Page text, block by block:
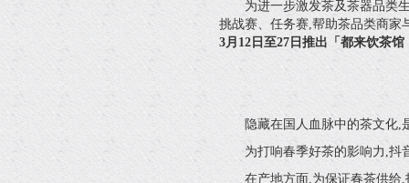
为进一步激发茶及茶器品类
挑战赛、任务赛,帮助茶品类商家
3月12日至27日推出「都来饮茶
隐藏在国人血脉中的茶文化,
为打响春季好茶的影响力,抖
在产地方面,为保证春茶供给